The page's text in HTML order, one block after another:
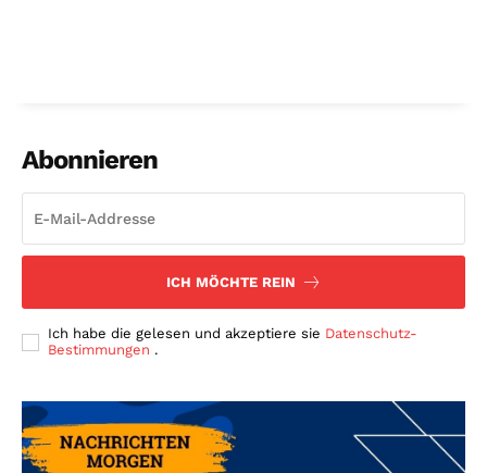
Abonnieren
ICH MÖCHTE REIN
Ich habe die gelesen und akzeptiere sie Datenschutz-
Bestimmungen .